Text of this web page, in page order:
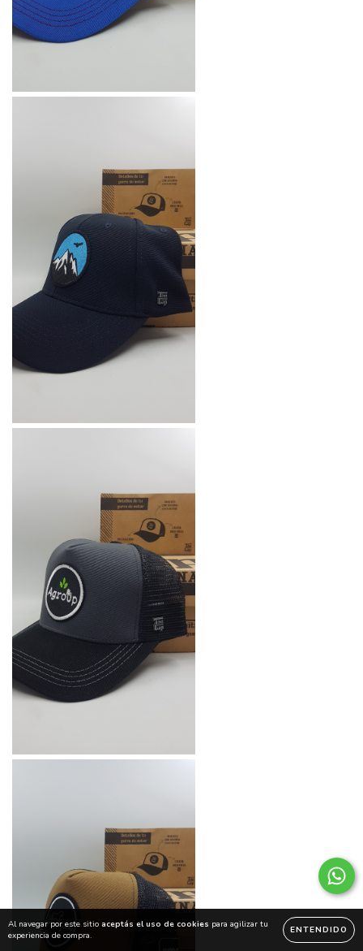
Al navegar por este sitio aceptás el uso de cookies para agilizar tu
experiencia de compra.
ENTENDIDO